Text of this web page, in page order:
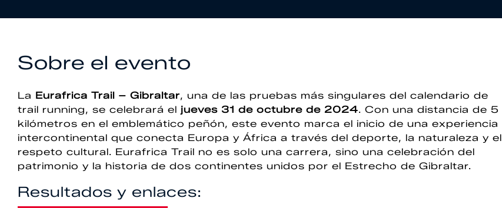
Sobre el evento
La Eurafrica Trail – Gibraltar, una de las pruebas más singulares del calendario de
trail running, se celebrará el jueves 31 de octubre de 2024. Con una distancia de 5
kilómetros en el emblemático peñón, este evento marca el inicio de una experiencia
intercontinental que conecta Europa y África a través del deporte, la naturaleza y el
respeto cultural. Eurafrica Trail no es solo una carrera, sino una celebración del
patrimonio y la historia de dos continentes unidos por el Estrecho de Gibraltar.
Resultados y enlaces: